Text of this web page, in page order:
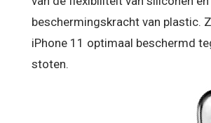
beschermingskracht van plastic.
iPhone 11 optimaal beschermd
stoten.